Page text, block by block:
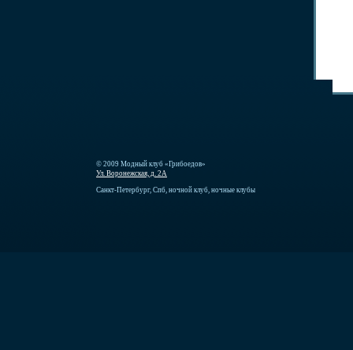
© 2009 Модный клуб «Грибоедов»
Ул. Воронежская, д. 2А
Санкт-Петербург, Спб, ночной клуб, ночные клубы